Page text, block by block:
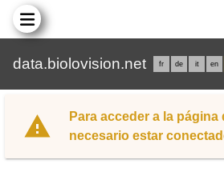
data.biolovision.net fr de it en
Para acceder a la página
necesario estar